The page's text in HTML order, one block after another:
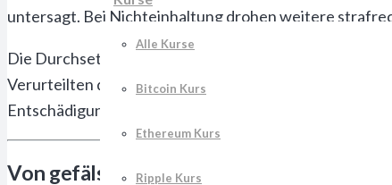
Alle Kurse
Bitcoin Kurs
Ethereum Kurs
Ripple Kurs
untersagt. Bei Nichteinhaltung drohen weitere
Die Durchsetzung des Urteils erfolgt über die
Verurteilten durchgeführt hat. Ein Teil der
Entschädigung der Opfer beitragen soll.
Von gefälschten Trading-Bots bis